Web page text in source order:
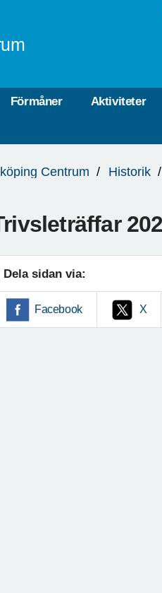
Förmåner Aktiviteter
Centrum Historik
Dela sidan via:
Facebook X